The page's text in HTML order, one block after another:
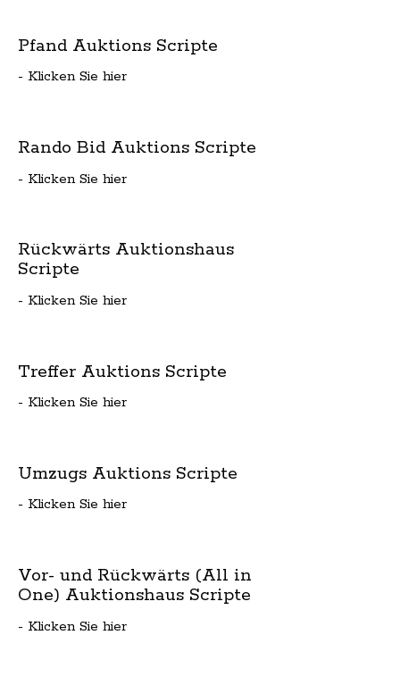
Pfand Auktions Scripte
- Klicken Sie hier
Rando Bid Auktions Scripte
- Klicken Sie hier
Rückwärts Auktionshaus
Scripte
- Klicken Sie hier
Treffer Auktions Scripte
- Klicken Sie hier
Umzugs Auktions Scripte
- Klicken Sie hier
Vor- und Rückwärts (All in
One) Auktionshaus Scripte
- Klicken Sie hier